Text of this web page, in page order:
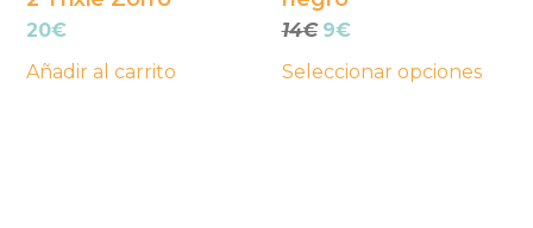
20€
Añadir al carrito
14€ El
original
9€El
actual
Seleccionar opciones
elegir
en
la